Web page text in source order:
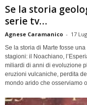
Se la storia
serie tv…
Agnese Caramanico - 17
Se la storia di Marte fosse
stagioni: il Noachiano,
miliardi di anni di evoluzione
eruzioni vulcaniche, perdita
mondo arido che osserviamo